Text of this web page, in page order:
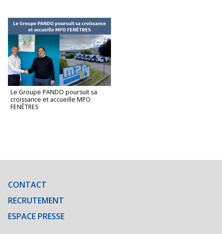
Le Groupe PANDO poursuit sa
croissance et accueille MPO
FENÊTRES
CONTACT
RECRUTEMENT
ESPACE PRESSE